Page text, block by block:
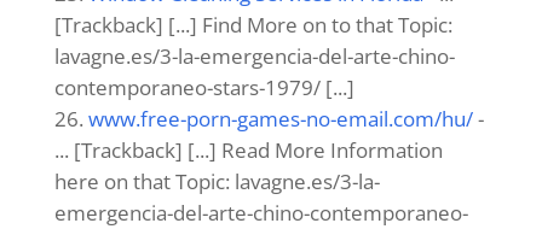
additional Information on that Topic:
lavagne.es/3-la-emergencia-del-arte-chino-
contemporaneo-stars-1979/ [...]
ccstore ru - ... [Trackback] [...] Find More
on to that Topic: lavagne.es/3-la-emergencia-
del-arte-chino-contemporaneo-stars-1979/
[...]